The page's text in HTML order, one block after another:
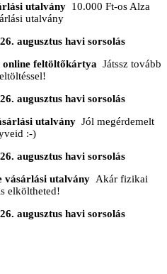
utalvány 10.000 Ft-os Alza
utalvány
augusztus havi sorsolás
feltöltőkártya Játssz tovább
augusztus havi sorsolás
utalvány Jól megérdemelt
:-)
augusztus havi sorsolás
vásárlási utalvány Akár fizikai
elköltheted!
augusztus havi sorsolás